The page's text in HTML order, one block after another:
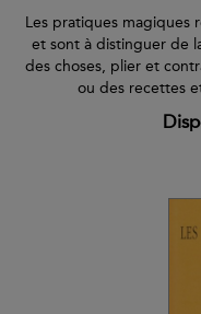
Les pratiques magiques
et sont à distinguer de
des choses, plier et
ou des recettes